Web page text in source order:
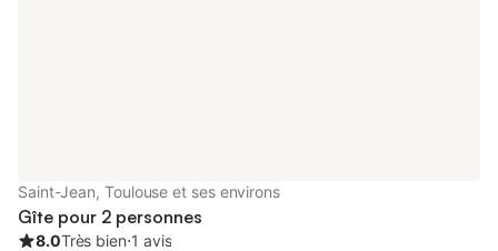
Saint-Jean, Toulouse et ses environs
Gîte pour 2 personnes
8.0Très bien⋅1 avis